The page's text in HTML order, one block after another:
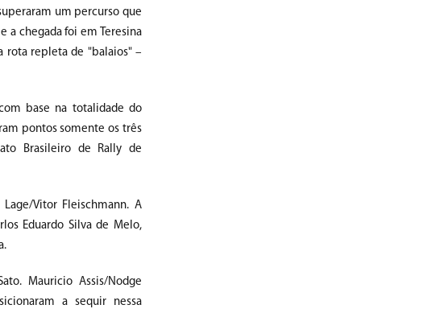
um percurso que
a chegada foi em Teresina
rota repleta de "balaios" –
base na totalidade do
pontos somente os três
Brasileiro de Rally de
Vitor Fleischmann. A
Eduardo Silva de Melo,
Mauricio Assis/Nodge
a sequir nessa